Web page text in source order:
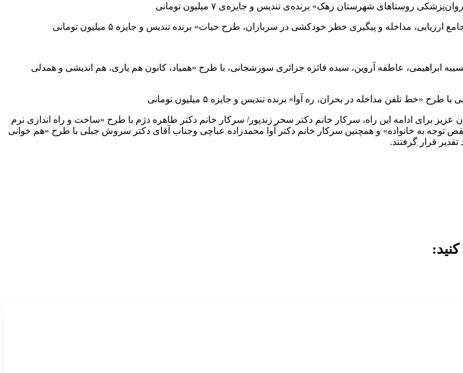
روستاهای شهرستان زهک» برنده‌ی تندیس و جایزه‌ی ۷ میلیون تومانی
مداخله و پیگیری خطر خودکشی در سربازان، طرح حیات»‌ برنده تندیس و جایزه ۵ میلیون تومانی
ابراهیمی، عاطفه آروین، سیده فائزه جزائری سورشجانی، با طرح «همیاد، کانون هم یاری، هم اندیشی و همدلی
تلفن مداخله در بحران، ره آوا» برنده تندیس و جایزه ۵ میلیون تومانی
عزیز برای ادامه این راه، سرکار خانم دکتر سحر زندپور/ سرکار خانم دکتر طاهره دژم با طرح «ساخت و راه اندازی نرم
به خانواده» و همچنین سرکار خانم دکتر آوا محمدزاده عباچی و‌جناب آقای دکتر سروش جبلی با طرح «هم خوانی
قرار گرفتند.